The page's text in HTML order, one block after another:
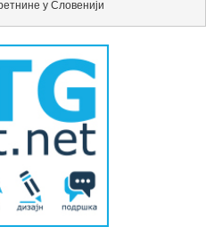
у Словенији